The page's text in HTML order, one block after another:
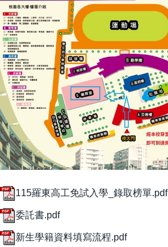
115羅東高工免試入學_錄取榜單.pdf
委託書.pdf
新生學籍資料填寫流程.pdf